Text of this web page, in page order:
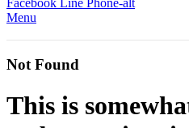
Facebook Line Phone-alt
Menu
Not Found
This is